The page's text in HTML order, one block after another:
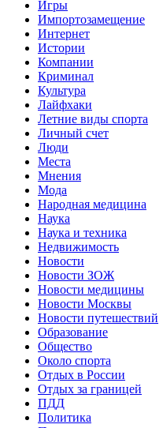
Игры
Импортозамещение
Интернет
Истории
Компании
Криминал
Культура
Лайфхаки
Летние виды спорта
Личный счет
Люди
Места
Мнения
Мода
Народная медицина
Наука
Наука и техника
Недвижимость
Новости
Новости ЗОЖ
Новости медицины
Новости Москвы
Новости путешествий
Образование
Общество
Около спорта
Отдых в России
Отдых за границей
ПДД
Политика